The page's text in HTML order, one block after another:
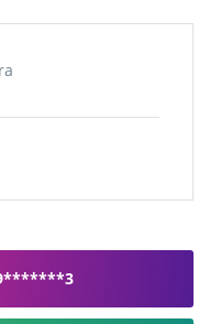
9*******3